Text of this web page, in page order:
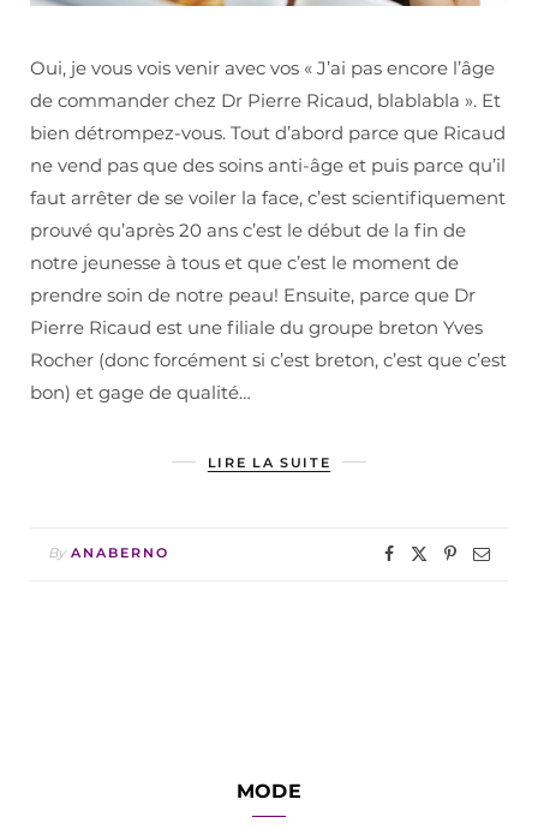
Oui, je vous vois venir avec vos « J’ai pas encore l’âge
de commander chez Dr Pierre Ricaud, blablabla ». Et
bien détrompez-vous. Tout d’abord parce que Ricaud
ne vend pas que des soins anti-âge et puis parce qu’il
faut arrêter de se voiler la face, c’est scientifiquement
prouvé qu’après 20 ans c’est le début de la fin de
notre jeunesse à tous et que c’est le moment de
prendre soin de notre peau! Ensuite, parce que Dr
Pierre Ricaud est une filiale du groupe breton Yves
Rocher (donc forcément si c’est breton, c’est que c’est
bon) et gage de qualité…
LIRE LA SUITE
By ANABERNO
MODE